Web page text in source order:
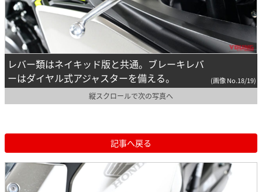
レバー類はネイキッド版と共通。ブレーキレバ
ーはダイヤル式アジャスターを備える。
(画像 No.18/19)
縦スクロールで次の写真へ
記事へ戻る